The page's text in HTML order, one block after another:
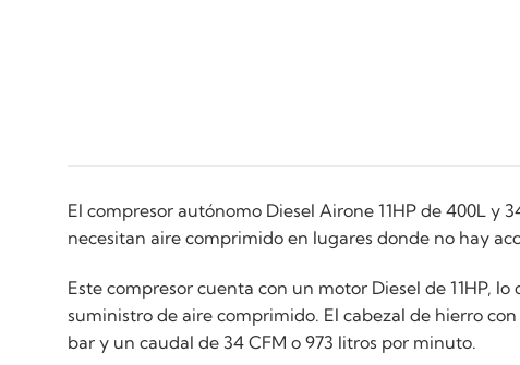
El compresor autónomo Diesel Airone 11HP de 400L
necesitan aire comprimido en lugares donde no hay
Este compresor cuenta con un motor Diesel de 11HP,
suministro de aire comprimido. El cabezal de hierro
bar y un caudal de 34 CFM o 973 litros por minuto.